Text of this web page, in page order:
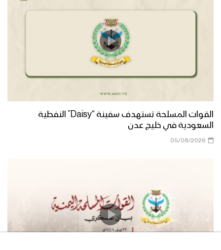
القوات المسلحة تستهدف سفينة “Daisy” النفطية
السعودية في خليج عدن
05/08/2026